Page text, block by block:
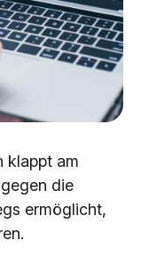
klappt am
die
ermöglicht,